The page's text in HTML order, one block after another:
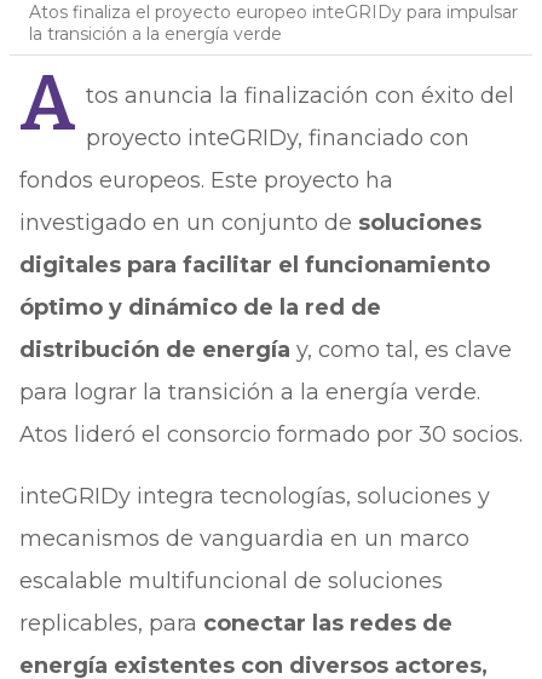
Atos finaliza el proyecto europeo inteGRIDy para impulsar
la transición a la energía verde
A tos anuncia la finalización con éxito del
proyecto inteGRIDy, financiado con
fondos europeos. Este proyecto ha
investigado en un conjunto de soluciones
digitales para facilitar el funcionamiento
óptimo y dinámico de la red de
distribución de energía y, como tal, es clave
para lograr la transición a la energía verde.
Atos lideró el consorcio formado por 30 socios.
inteGRIDy integra tecnologías, soluciones y
mecanismos de vanguardia en un marco
escalable multifuncional de soluciones
replicables, para conectar las redes de
energía existentes con diversos actores,